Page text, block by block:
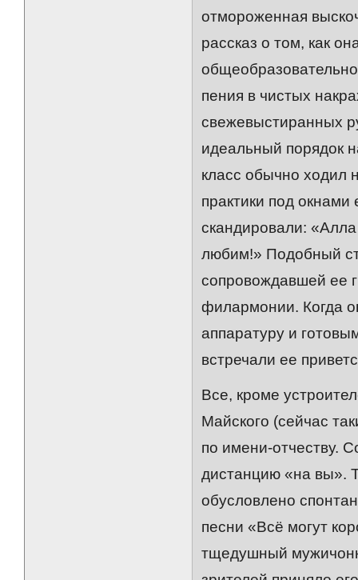
отмороженная
рассказ о том, как
пения в чистых
свежевыстиранных
идеальный порядок
класс обычно ходил
практики под
скандировали:
любим!» Подобный
сопровождавшей ее
филармонии. Когда
аппаратуру и
встречали ее
Все, кроме
Майского (сейчас
по имени-отчеству.
дистанцию «на вы».
обусловлено
песни «Всё могут
тщедушный